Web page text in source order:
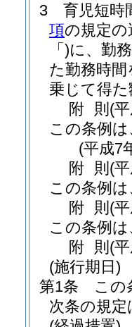
3
育児短時
項の規定
「)に、勤
た勤務時
乗じて得
附 則 (
この条例
(平成7
附 則 (
この条例
附 則 (
この条例
附 則 (
(施行期日)
第1条
この
次条の規